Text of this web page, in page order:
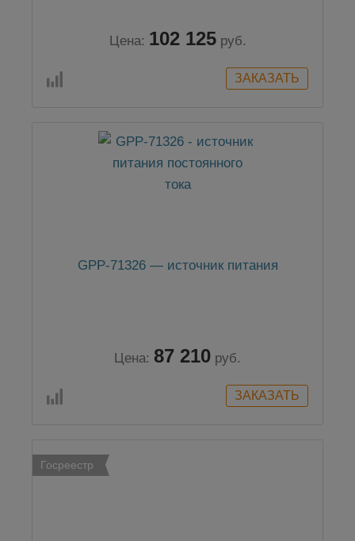
Цена: 102 125 руб.
GPP-71326 — источник питания
Цена: 87 210 руб.
Госреестр